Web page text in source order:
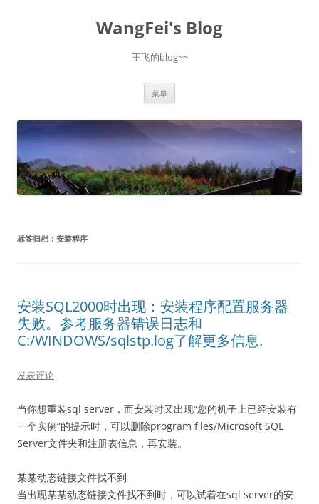
WangFei's Blog
王飞的blog~~
菜单
标签归档： 安装程序
安装SQL2000时出现：安装程序配置服务器
失败。参考服务器错误日志和
C:/WINDOWS/sqlstp.log了解更多信息.
发表评论
当你想重装sql server，而安装时又出现“您的机子上已经安装有
一个实例”的提示时，可以删除program files/Microsoft SQL
Server文件夹和注册表信息，再安装。
某某动态链接文件找不到
当出现某某动态链接文件找不到时，可以试着在sql server的安